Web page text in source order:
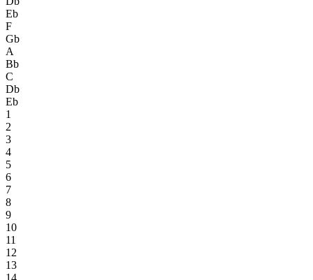
Eb
F
Gb
A
Bb
C
Db
Eb
1
2
3
4
5
6
7
8
9
10
11
12
13
14